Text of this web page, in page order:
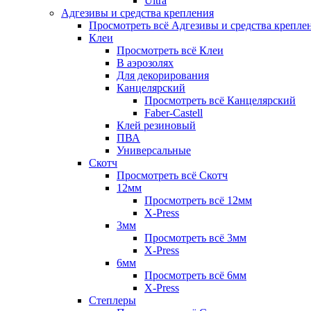
Адгезивы и средства крепления
Просмотреть всё Адгезивы и средства
Клеи
Просмотреть всё Клеи
В аэрозолях
Для декорирования
Канцелярский
Просмотреть всё Канцелярский
Faber-Castell
Клей резиновый
ПВА
Универсальные
Скотч
Просмотреть всё Скотч
12мм
Просмотреть всё 12мм
X-Press
3мм
Просмотреть всё 3мм
X-Press
6мм
Просмотреть всё 6мм
X-Press
Степлеры